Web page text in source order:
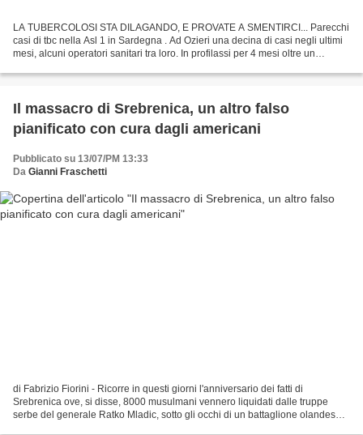
LA TUBERCOLOSI STA DILAGANDO, E PROVATE A SMENTIRCI... Parecchi
casi di tbc nella Asl 1 in Sardegna . Ad Ozieri una decina di casi negli ultimi
mesi, alcuni operatori sanitari tra loro. In profilassi per 4 mesi oltre un
Il massacro di Srebrenica, un altro falso
pianificato con cura dagli americani
Pubblicato su 13/07/PM 13:33
Da Gianni Fraschetti
di Fabrizio Fiorini - Ricorre in questi giorni l'anniversario dei fatti di
Srebrenica ove, si disse, 8000 musulmani vennero liquidati dalle truppe
serbe del generale Ratko Mladic, sotto gli occhi di un battaglione olandese